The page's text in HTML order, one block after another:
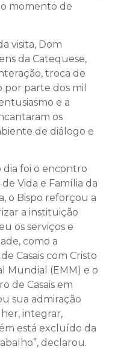
momento de
visita, Dom
da Catequese,
troca de
por parte dos mil
e a
os
de diálogo e
foi o encontro
Vida e Família da
o Bispo reforçou a
a instituição
os serviços e
como a
Casais com Cristo
Mundial (EMM) e o
de Casais em
sua admiração
integrar,
está excluído da
declarou.